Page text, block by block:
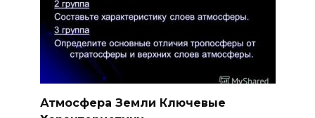
Атмосфера Земли Ключевые